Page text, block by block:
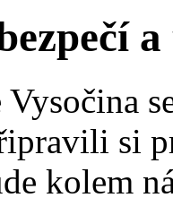
si
kolem